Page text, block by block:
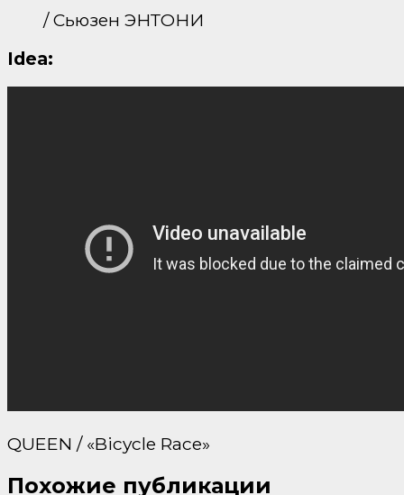
/ Сьюзен ЭНТОНИ
Idea:
QUEEN / «Bicycle Race»
Похожие публикации